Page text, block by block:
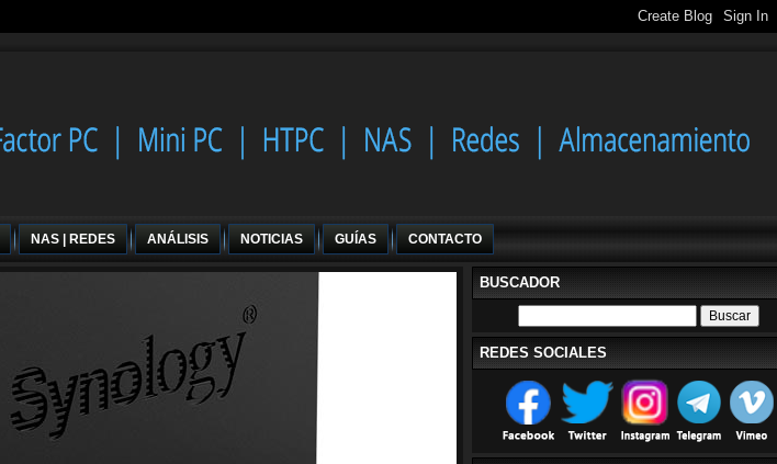
NAS | REDES ANÁLISIS NOTICIAS GUÍAS CONTACTO
BUSCADOR
REDES SOCIALES